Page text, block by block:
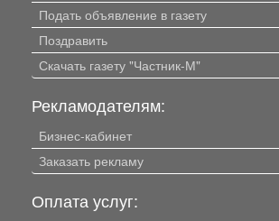
Подать объявление в газету
Поздравить
Скачать газету "Частник-М"
Рекламодателям:
Бизнес-кабинет
Заказать рекламу
Оплата услуг: